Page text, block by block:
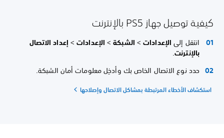
كيفية توصيل جهاز PS5 بالإنترنت
انتقل إلىالإعدادات>الشبكة>الإعدادات>إعداد الاتصال
بالإنترنت.
حدد نوع الاتصال الخاص بك وأدخِل معلومات أمان الشبكة.
استكشاف الأخطاء المرتبطة بمشاكل الاتصال وإصلاحها